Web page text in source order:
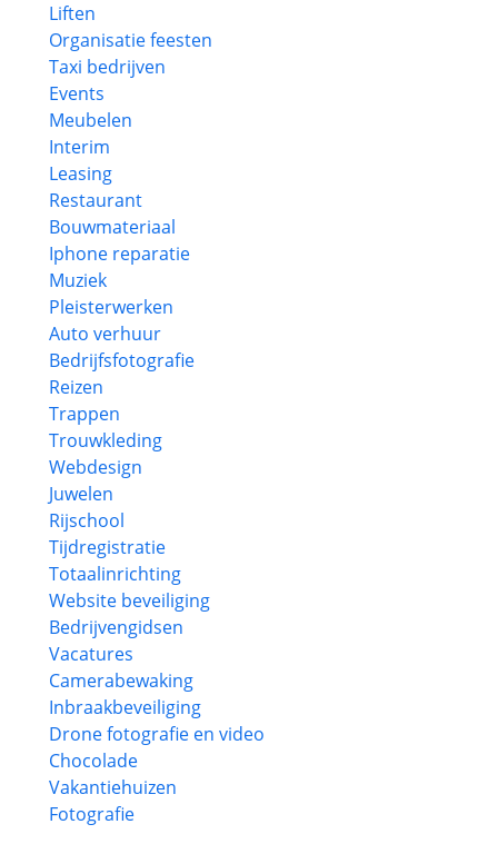
Liften
Organisatie feesten
Taxi bedrijven
Events
Meubelen
Interim
Leasing
Restaurant
Bouwmateriaal
Iphone reparatie
Muziek
Pleisterwerken
Auto verhuur
Bedrijfsfotografie
Reizen
Trappen
Trouwkleding
Webdesign
Juwelen
Rijschool
Tijdregistratie
Totaalinrichting
Website beveiliging
Bedrijvengidsen
Vacatures
Camerabewaking
Inbraakbeveiliging
Drone fotografie en video
Chocolade
Vakantiehuizen
Fotografie